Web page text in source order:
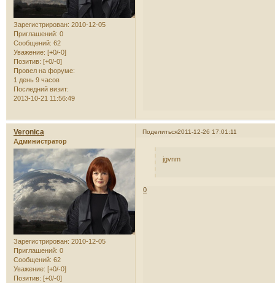
Зарегистрирован: 2010-12-05
Приглашений: 0
Сообщений: 62
Уважение: [+0/-0]
Позитив: [+0/-0]
Провел на форуме:
1 день 9 часов
Последний визит:
2013-10-21 11:56:49
Поделиться2011-12-26 17:01:11
Veronica
Администратор
Зарегистрирован: 2010-12-05
Приглашений: 0
Сообщений: 62
Уважение: [+0/-0]
Позитив: [+0/-0]
jgvnm
0